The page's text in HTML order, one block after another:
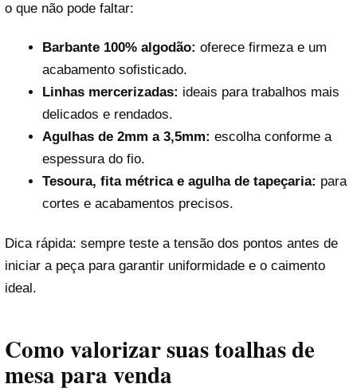
o que não pode faltar:
Barbante 100% algodão: oferece firmeza e um
acabamento sofisticado.
Linhas mercerizadas: ideais para trabalhos mais
delicados e rendados.
Agulhas de 2mm a 3,5mm: escolha conforme a
espessura do fio.
Tesoura, fita métrica e agulha de tapeçaria: para
cortes e acabamentos precisos.
Dica rápida: sempre teste a tensão dos pontos antes de
iniciar a peça para garantir uniformidade e o caimento
ideal.
Como valorizar suas toalhas de
mesa para venda